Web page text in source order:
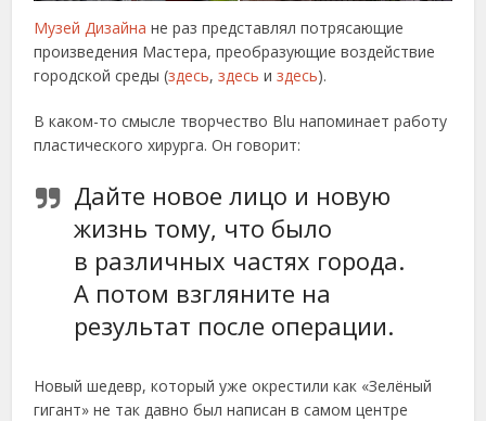
Музей Дизайна не раз представлял потрясающие
произведения Мастера, преобразующие воздействие
городской среды (здесь,здесь издесь).
В каком-то смысле творчество Blu напоминает работу
пластического хирурга. Он говорит:
Дайте новое лицо и новую
жизнь тому, что было
в различных частях города.
А потом взгляните на
результат после операции.
Новый шедевр, который уже окрестили как «Зелёный
гигант» не так давно был написан в самом центре